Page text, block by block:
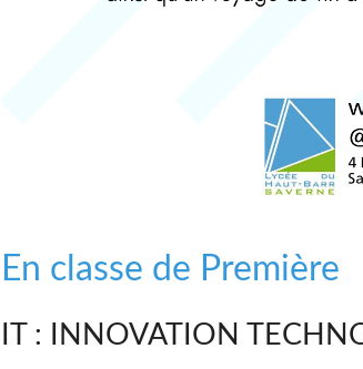
En classe de Première
IT : INNOVATION